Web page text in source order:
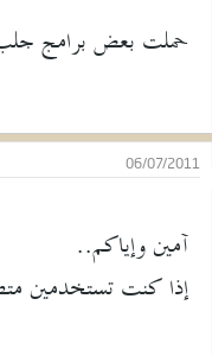
حملت بعض برامج
06/07/2011
آمين وإياكم..
إذا كنت تستخدمين